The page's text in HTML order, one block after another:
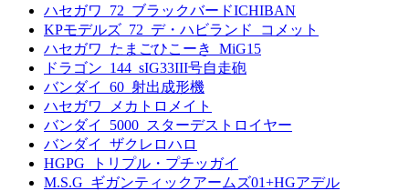
ハセガワ_72_ブラックバードICHIBAN
KPモデルズ_72_デ・ハビランド_コメット
ハセガワ_たまごひこーき_MiG15
ドラゴン_144_sIG33III号自走砲
バンダイ_60_射出成形機
ハセガワ_メカトロメイト
バンダイ_5000_スターデストロイヤー
バンダイ_ザクレロハロ
HGPG_トリプル・プチッガイ
M.S.G_ギガンティックアームズ01+HGアデル